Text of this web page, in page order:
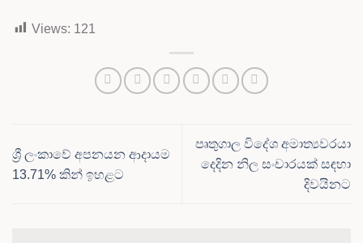
Views: 121
ශ්‍රී ලංකාවේ අපනයන ආදායම
13.71% කින් ඉහළට
පෘතුගාල විදේශ අමාත්‍යවරයා
දෙදින නිල සංචාරයක් සඳහා
දිවයිනට